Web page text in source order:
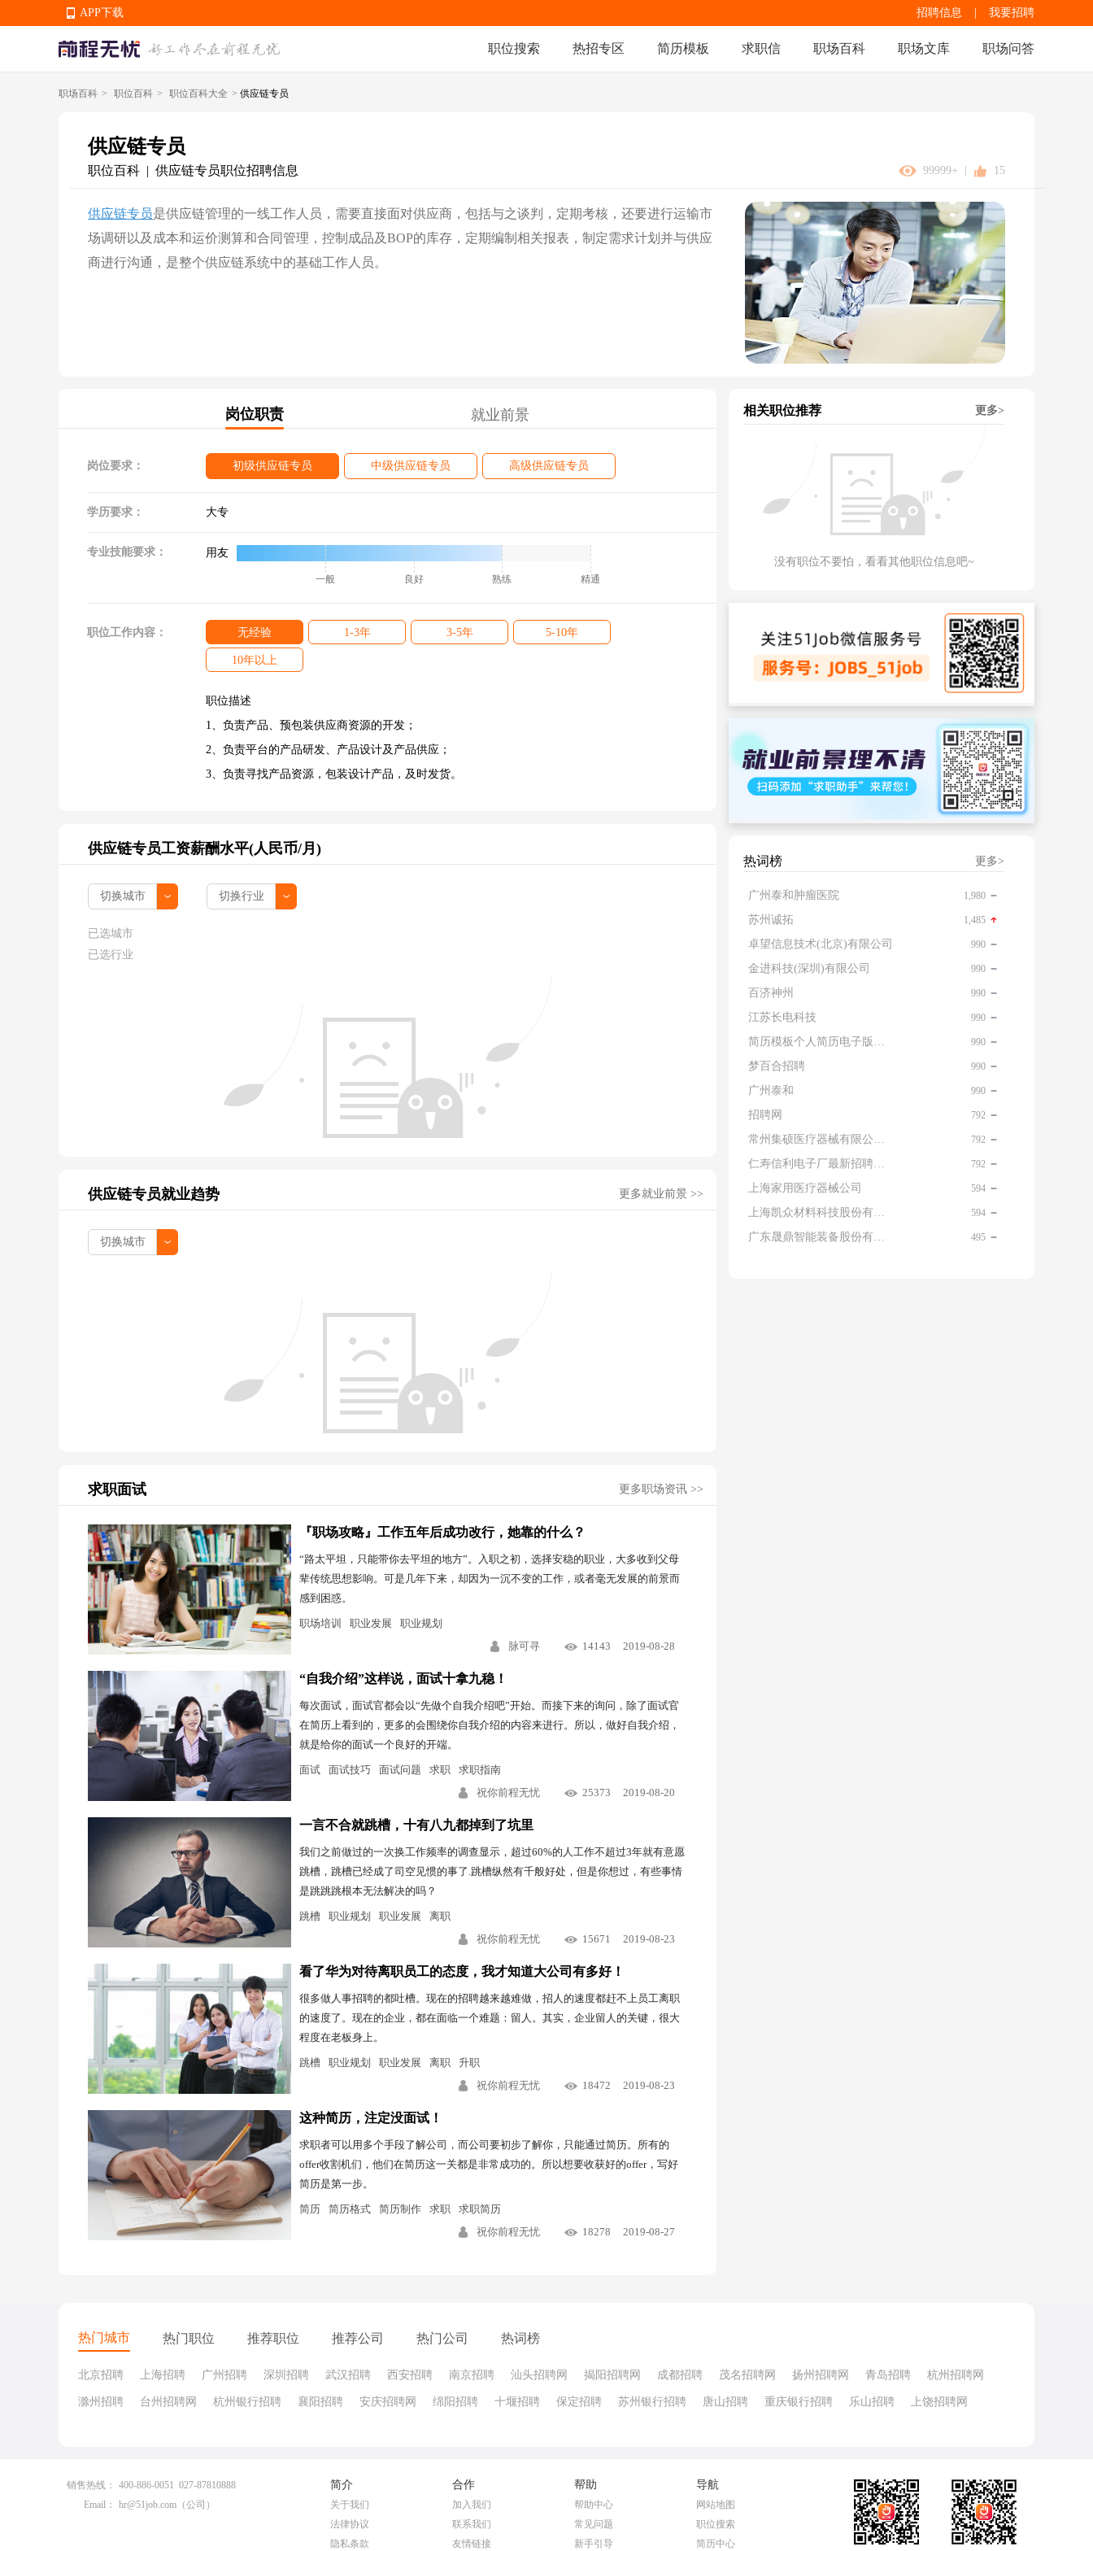
APP下载 招聘信息 我要招聘
职位搜索 热招专区 简历模板 求职信 职场百科 职场文库 职场问答
职场百科 > 职位百科 > 职位百科大全 > 供应链专员
供应链专员
职位百科 | 供应链专员职位招聘信息 99999+ 15
供应链专员是供应链管理的一线工作人员，需要直接面对供应商，包括与之谈判，定期考核，还要进行运输市
场调研以及成本和运价测算和合同管理，控制成品及BOP的库存，定期编制相关报表，制定需求计划并与供应
商进行沟通，是整个供应链系统中的基础工作人员。
岗位职责 就业前景
岗位要求： 初级供应链专员 中级供应链专员 高级供应链专员
学历要求： 大专
专业技能要求： 用友
一般 良好 熟练 精通
职位工作内容： 无经验 1-3年 3-5年 5-10年
10年以上
职位描述
1、负责产品、预包装供应商资源的开发；
2、负责平台的产品研发、产品设计及产品供应；
3、负责寻找产品资源，包装设计产品，及时发货。
供应链专员工资薪酬水平(人民币/月)
已选城市
已选行业
供应链专员就业趋势 更多就业前景 >>
求职面试 更多职场资讯 >>
『职场攻略』工作五年后成功改行，她靠的什么？
“路太平坦，只能带你去平坦的地方”。入职之初，选择安稳的职业，大多收到父母
辈传统思想影响。可是几年下来，却因为一沉不变的工作，或者毫无发展的前景而
感到困惑。
职场培训 职业发展
职业规划
脉可寻
14143 2019-08-28
“自我介绍”这样说，面试十拿九稳！
每次面试，面试官都会以“先做个自我介绍吧”开始。而接下来的询问，除了面试官
在简历上看到的，更多的会围绕你自我介绍的内容来进行。所以，做好自我介绍，
就是给你的面试一个良好的开端。
面试 面试技巧 面试问题 求职
求职指南
祝你前程无忧
25373 2019-08-20
一言不合就跳槽，十有八九都掉到了坑里
我们之前做过的一次换工作频率的调查显示，超过60%的人工作不超过3年就有意愿
跳槽，跳槽已经成了司空见惯的事了.跳槽纵然有千般好处，但是你想过，有些事情
是跳跳跳根本无法解决的吗？
跳槽 职业规划 职业发展
离职
祝你前程无忧
15671 2019-08-23
看了华为对待离职员工的态度，我才知道大公司有多好！
很多做人事招聘的都吐槽。现在的招聘越来越难做，招人的速度都赶不上员工离职
的速度了。现在的企业，都在面临一个难题：留人。其实，企业留人的关键，很大
程度在老板身上。
跳槽 职业规划 职业发展 离职
升职
祝你前程无忧
18472 2019-08-23
这种简历，注定没面试！
求职者可以用多个手段了解公司，而公司要初步了解你，只能通过简历。所有的
offer收割机们，他们在简历这一关都是非常成功的。所以想要收获好的offer，写好
简历是第一步。
简历 简历格式 简历制作 求职
求职简历
祝你前程无忧
18278 2019-08-27
相关职位推荐 更多>
没有职位不要怕，看看其他职位信息吧~
热词榜 更多>
广州泰和肿瘤医院 1,980
苏州诚拓 1,485
卓望信息技术(北京)有限公司 990
金进科技(深圳)有限公司 990
百济神州 990
江苏长电科技 990
简历模板个人简历电子版免费 990
梦百合招聘 990
广州泰和 990
招聘网 792
常州集硕医疗器械有限公司 名片 792
仁寿信利电子厂最新招聘信息查询 792
上海家用医疗器械公司 594
上海凯众材料科技股份有限公司招聘电话 594
广东晟鼎智能装备股份有限公司 495
热门城市 热门职位 推荐职位 推荐公司 热门公司 热词榜
北京招聘 上海招聘 广州招聘 深圳招聘 武汉招聘 西安招聘 南京招聘 汕头招聘网 揭阳招聘网 成都招聘 茂名招聘网 扬州招聘网 青岛招聘 杭州招聘网
滁州招聘 台州招聘网 杭州银行招聘 襄阳招聘 安庆招聘网 绵阳招聘 十堰招聘 保定招聘 苏州银行招聘 唐山招聘 重庆银行招聘 乐山招聘 上饶招聘网
销售热线：
400-886-0051 027-87810888
Email：
hr@51job.com （公司）
简介
关于我们
法律协议
隐私条款
合作
加入我们
联系我们
友情链接
帮助
帮助中心
常见问题
新手引导
导航
网站地图
职位搜索
简历中心